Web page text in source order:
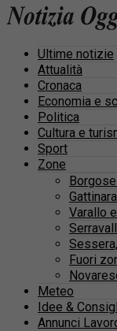
Ultime notizie
Attualità
Cronaca
Economia e
Politica
Cultura e
Sport
Zone
Varallo
Fuori
Meteo
Idee &
Annunci